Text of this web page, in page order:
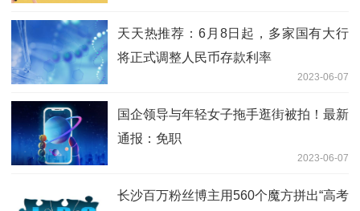
天天热推荐：6月8日起，多家国有大行
将正式调整人民币存款利率
2023-06-07
国企领导与年轻女子拖手逛街被拍！最新
通报：免职
2023-06-07
长沙百万粉丝博主用560个魔方拼出“高考